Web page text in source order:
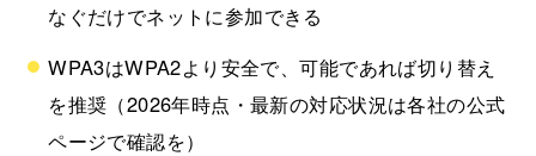
なぐだけでネットに参加できる
WPA3はWPA2より安全で、可能であれば切り替え
を推奨（2026年時点・最新の対応状況は各社の公式
ページで確認を）